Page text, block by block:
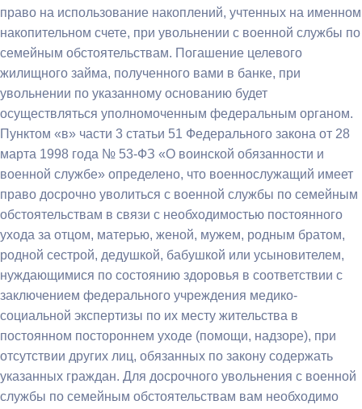
право на использование накоплений, учтенных на именном
накопительном счете, при увольнении с военной службы по
семейным обстоятельствам. Погашение целевого
жилищного займа, полученного вами в банке, при
увольнении по указанному основанию будет
осуществляться уполномоченным федеральным органом.
Пунктом «в» части 3 статьи 51 Федерального закона от 28
марта 1998 года № 53-ФЗ «О воинской обязанности и
военной службе» определено, что военнослужащий имеет
право досрочно уволиться с военной службы по семейным
обстоятельствам в связи с необходимостью постоянного
ухода за отцом, матерью, женой, мужем, родным братом,
родной сестрой, дедушкой, бабушкой или усыновителем,
нуждающимися по состоянию здоровья в соответствии с
заключением федерального учреждения медико-
социальной экспертизы по их месту жительства в
постоянном постороннем уходе (помощи, надзоре), при
отсутствии других лиц, обязанных по закону содержать
указанных граждан. Для досрочного увольнения с военной
службы по семейным обстоятельствам вам необходимо